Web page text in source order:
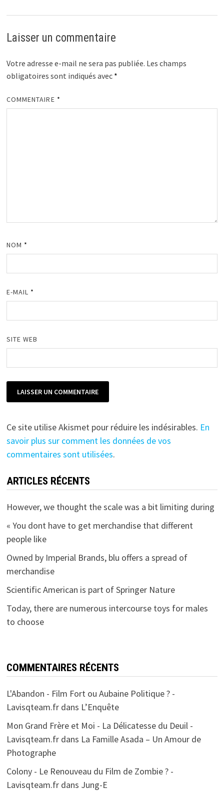
Laisser un commentaire
Votre adresse e-mail ne sera pas publiée. Les champs
obligatoires sont indiqués avec *
COMMENTAIRE *
NOM *
E-MAIL *
SITE WEB
Ce site utilise Akismet pour réduire les indésirables. En
savoir plus sur comment les données de vos
commentaires sont utilisées.
ARTICLES RÉCENTS
However, we thought the scale was a bit limiting during
« You dont have to get merchandise that different
people like
Owned by Imperial Brands, blu offers a spread of
merchandise
Scientific American is part of Springer Nature
Today, there are numerous intercourse toys for males
to choose
COMMENTAIRES RÉCENTS
L'Abandon - Film Fort ou Aubaine Politique ? -
Lavisqteam.frdans L’Enquête
Mon Grand Frère et Moi - La Délicatesse du Deuil -
Lavisqteam.frdans La Famille Asada – Un Amour de
Photographe
Colony - Le Renouveau du Film de Zombie ? -
Lavisqteam.frdans Jung-E